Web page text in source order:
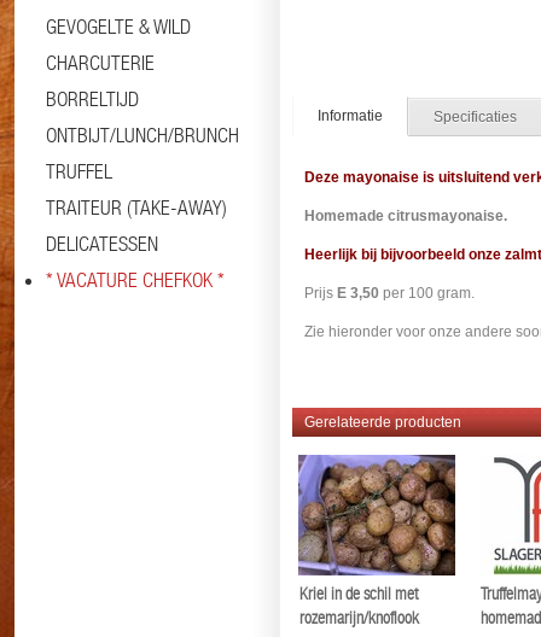
GEVOGELTE & WILD
CHARCUTERIE
BORRELTIJD
ONTBIJT/LUNCH/BRUNCH
TRUFFEL
TRAITEUR (TAKE-AWAY)
DELICATESSEN
* VACATURE CHEFKOK *
Informatie Specificaties
Deze mayonaise is uitsluitend
Homemade citrusmayonaise.
Heerlijk bij bijvoorbeeld onze
Prijs E 3,50 per 100 gram.
Zie hieronder voor onze andere
Gerelateerde producten
Kriel in de schil met
rozemarijn/knoflook